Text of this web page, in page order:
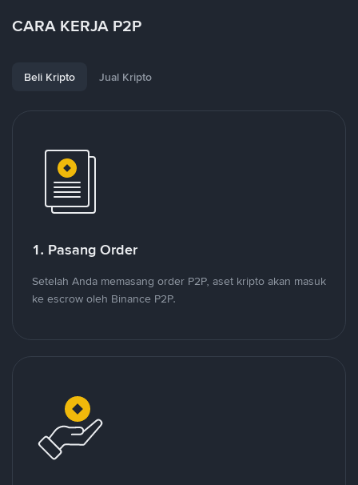
CARA KERJA P2P
Beli Kripto Jual Kripto
1. Pasang Order
Setelah Anda memasang order P2P, aset kripto akan masuk
ke escrow oleh Binance P2P.